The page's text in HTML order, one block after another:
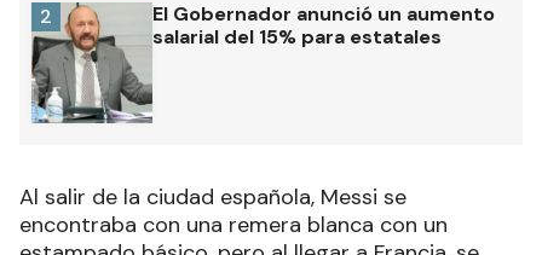
El Gobernador anunció un aumento
salarial del 15% para estatales
2
Al salir de la ciudad española, Messi se
encontraba con una remera blanca con un